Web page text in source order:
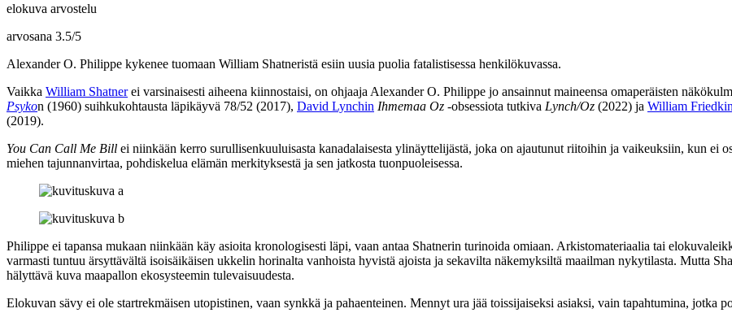
elokuva arvostelu
arvosana 3.5/5
Alexander O. Philippe kykenee tuomaan William Shatneristä esiin uusia puolia fatalistisessa henkilökuvassa.
Vaikka William Shatnerei varsinaisesti aiheena kiinnostaisi, on ohjaaja Alexander O. Philippe jo ansainnut maineensa omaperäisten
Psykon (1960) suihkukohtausta läpikäyvä 78/52 (2017), David Lynchin Ihmemaa Oz ‑obsessiota tutkiva Lynch/Oz (2022) ja William
(2019).
You Can Call Me Bill ei niinkään kerro surullisenkuuluisasta kanadalaisesta ylinäyttelijästä, joka on ajautunut riitoihin ja vaikeuksiin, kun ei
miehen tajunnanvirtaa, pohdiskelua elämän merkityksestä ja sen jatkosta tuonpuoleisessa.
Philippe ei tapansa mukaan niinkään käy asioita kronologisesti läpi, vaan antaa Shatnerin turinoida omiaan. Arkistomateriaalia tai
varmasti tuntuu ärsyttävältä isoisäikäisen ukkelin horinalta vanhoista hyvistä ajoista ja sekavilta näkemyksiltä maailman nykytilasta. Mutta
hälyttävä kuva maapallon ekosysteemin tulevaisuudesta.
Elokuvan sävy ei ole startrekmäisen utopistinen, vaan synkkä ja pahaenteinen. Mennyt ura jää toissijaiseksi asiaksi, vain tapahtumina, jotka